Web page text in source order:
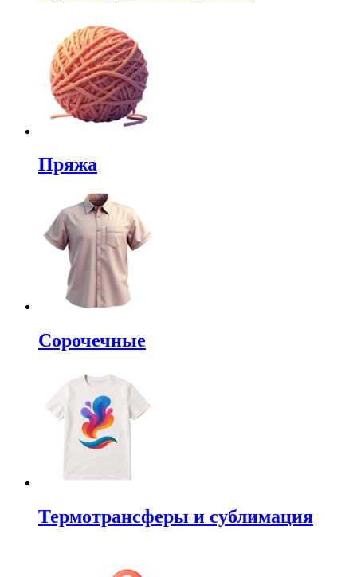
Пряжа
Сорочечные
Термотрансферы и сублимация